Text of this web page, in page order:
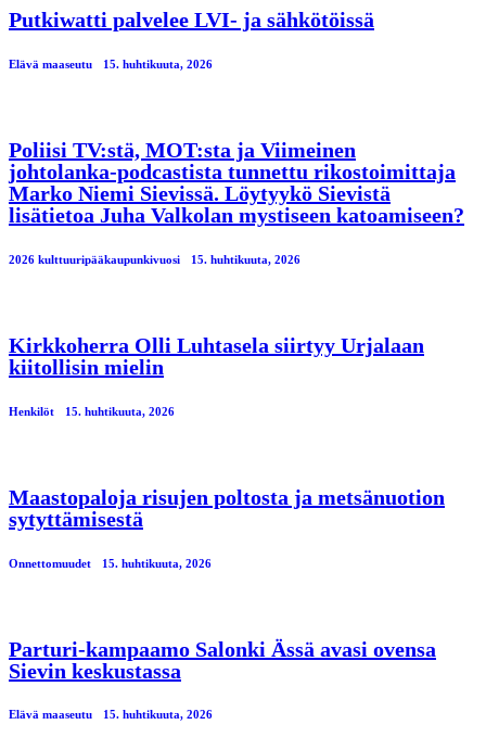
Putkiwatti palvelee LVI- ja sähkötöissä
Elävä maaseutu 15. huhtikuuta, 2026
Poliisi TV:stä, MOT:sta ja Viimeinen
johtolanka-podcastista tunnettu rikostoimittaja
Marko Niemi Sievissä. Löytyykö Sievistä
lisätietoa Juha Valkolan mystiseen katoamiseen?
2026 kulttuuripääkaupunkivuosi 15. huhtikuuta, 2026
Kirkkoherra Olli Luhtasela siirtyy Urjalaan
kiitollisin mielin
Henkilöt 15. huhtikuuta, 2026
Maastopaloja risujen poltosta ja metsänuotion
sytyttämisestä
Onnettomuudet 15. huhtikuuta, 2026
Parturi-kampaamo Salonki Ässä avasi ovensa
Sievin keskustassa
Elävä maaseutu 15. huhtikuuta, 2026